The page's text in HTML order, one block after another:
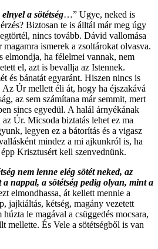
a sötétség…” Ugye, neked is
Biztosan te is álltál már meg úgy
nincs tovább. Dávid vallomása
ismerek a zsoltárokat olvasva.
elmondja, ha félelmei vannak, nem
el, azt is bevallja az Istennek.
és bánatát egyaránt. Hiszen nincs is
Az Úr mellett éli át, hogy ha éjszakává
az sem számítana már semmit, mert
sincs egyedül. A halál árnyékának
Úr. Micsoda biztatás lehet ez ma
legyen ez a bátorítás és a vigasz
mindez a mi ajkunkról is, ha
Krisztusért kell szenvednünk.
nem lenne elég sötét neked, az
nappal, a sötétség pedig olyan, mint a
elmondhassa, át kellett mennie a
jajkiáltás, kétség, magány vezetett
le magával a csüggedés mocsara,
mellette. És Vele a sötétségből is van